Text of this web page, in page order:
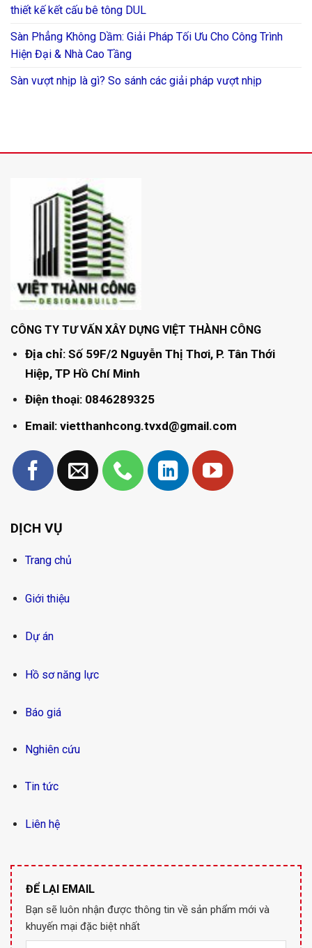
thiết kế kết cấu bê tông DUL
Sàn Phẳng Không Dầm: Giải Pháp Tối Ưu Cho Công Trình
Hiện Đại & Nhà Cao Tầng
Sàn vượt nhịp là gì? So sánh các giải pháp vượt nhịp
CÔNG TY TƯ VẤN XÂY DỰNG VIỆT THÀNH CÔNG
Địa chỉ: Số 59F/2 Nguyễn Thị Thơi, P. Tân Thới
Hiệp, TP Hồ Chí Minh
Điện thoại: 0846289325
Email: vietthanhcong.tvxd@gmail.com
DỊCH VỤ
Trang chủ
Giới thiệu
Dự án
Hồ sơ năng lực
Báo giá
Nghiên cứu
Tin tức
Liên hệ
ĐỂ LẠI EMAIL
Bạn sẽ luôn nhận được thông tin về sản phẩm mới và
khuyến mại đặc biệt nhất